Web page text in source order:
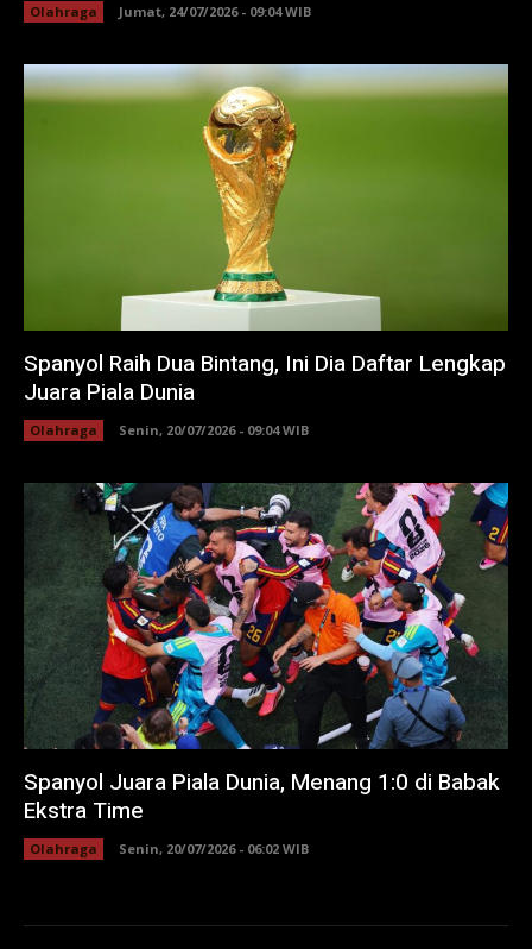
Olahraga Jumat, 24/07/2026 - 09:04 WIB
Spanyol Raih Dua Bintang, Ini Dia Daftar Lengkap
Juara Piala Dunia
Olahraga Senin, 20/07/2026 - 09:04 WIB
Spanyol Juara Piala Dunia, Menang 1:0 di Babak
Ekstra Time
Olahraga Senin, 20/07/2026 - 06:02 WIB